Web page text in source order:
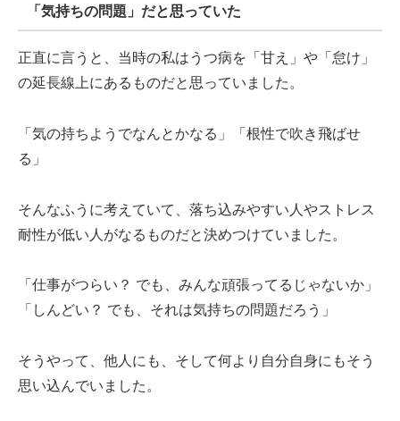
「気持ちの問題」だと思っていた
正直に言うと、当時の私はうつ病を「甘え」や「怠け」
の延長線上にあるものだと思っていました。
「気の持ちようでなんとかなる」「根性で吹き飛ばせ
る」
そんなふうに考えていて、落ち込みやすい人やストレス
耐性が低い人がなるものだと決めつけていました。
「仕事がつらい？ でも、みんな頑張ってるじゃないか」
「しんどい？ でも、それは気持ちの問題だろう」
そうやって、他人にも、そして何より自分自身にもそう
思い込んでいました。